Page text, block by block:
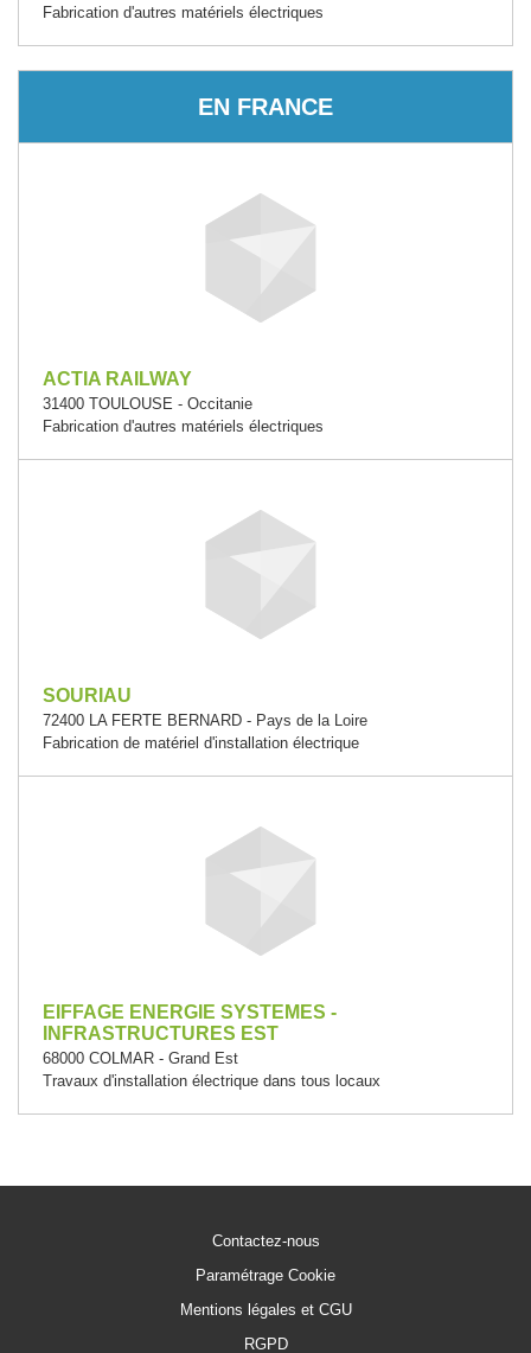
Fabrication d'autres matériels électriques
EN FRANCE
ACTIA RAILWAY
31400 TOULOUSE - Occitanie
Fabrication d'autres matériels électriques
SOURIAU
72400 LA FERTE BERNARD - Pays de la Loire
Fabrication de matériel d'installation électrique
EIFFAGE ENERGIE SYSTEMES -
INFRASTRUCTURES EST
68000 COLMAR - Grand Est
Travaux d'installation électrique dans tous locaux
Contactez-nous
Paramétrage Cookie
Mentions légales et CGU
RGPD